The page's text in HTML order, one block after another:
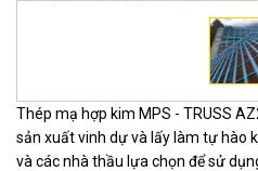
Thép mạ hợp kim MPS - TRUSS
sản xuất vinh dự và lấy làm tự hào
và các nhà thầu lựa chọn để sử